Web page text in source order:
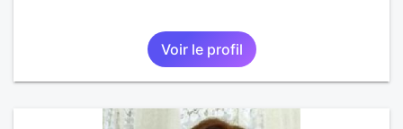
Voir le profil